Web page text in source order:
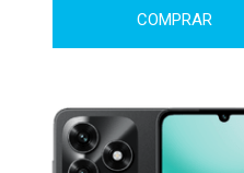
COMPRAR